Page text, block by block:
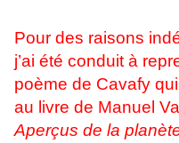
Pour des raisons
j’ai été conduit à
poème de Cavafy
au livre de Manuel
Aperçus de la